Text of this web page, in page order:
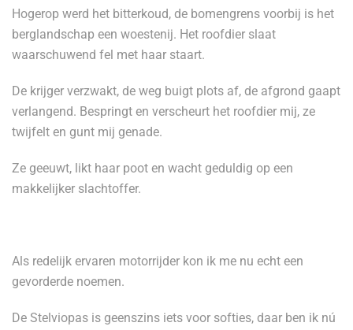
Hogerop werd het bitterkoud, de bomengrens voorbij is het
berglandschap een woestenij. Het roofdier slaat
waarschuwend fel met haar staart.
De krijger verzwakt, de weg buigt plots af, de afgrond gaapt
verlangend. Bespringt en verscheurt het roofdier mij, ze
twijfelt en gunt mij genade.
Ze geeuwt, likt haar poot en wacht geduldig op een
makkelijker slachtoffer.
Als redelijk ervaren motorrijder kon ik me nu echt een
gevorderde noemen.
De Stelviopas is geenszins iets voor softies, daar ben ik nú